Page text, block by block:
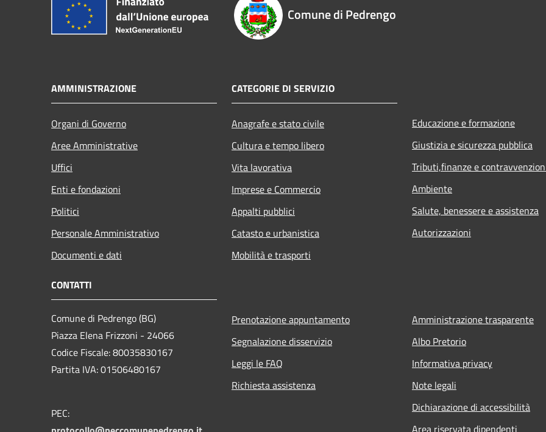
Comune di Pedrengo
AMMINISTRAZIONE
Organi di Governo
Aree Amministrative
Uffici
Enti e fondazioni
Politici
Personale Amministrativo
Documenti e dati
CATEGORIE DI SERVIZIO
Anagrafe e stato civile
Cultura e tempo libero
Vita lavorativa
Imprese e Commercio
Appalti pubblici
Catasto e urbanistica
Mobilità e trasporti
Educazione e formazione
Giustizia e sicurezza pubblica
Tributi,finanze e
Ambiente
Salute, benessere e assistenza
Autorizzazioni
CONTATTI
Comune di Pedrengo (BG)
Piazza Elena Frizzoni - 24066
Codice Fiscale: 80035830167
Partita IVA: 01506480167
PEC:
Prenotazione appuntamento
Segnalazione disservizio
Leggi le FAQ
Richiesta assistenza
Amministrazione trasparente
Albo Pretorio
Informativa privacy
Note legali
Dichiarazione di accessibilità
Area riservata dipendenti